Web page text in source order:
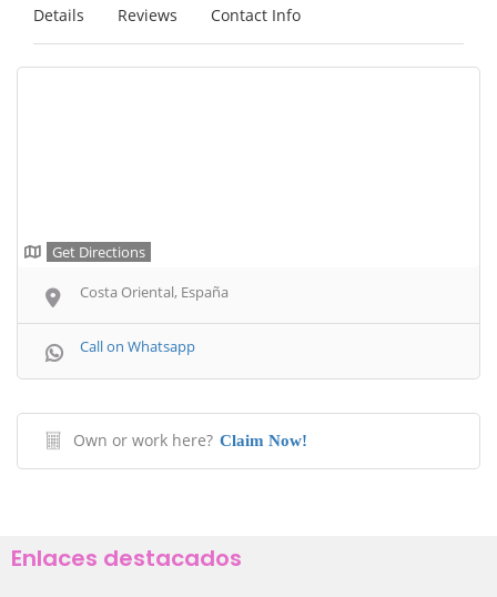
Details Reviews Contact Info
Get Directions
Costa Oriental, España
Call on Whatsapp
Own or work here? Claim Now!
Enlaces destacados